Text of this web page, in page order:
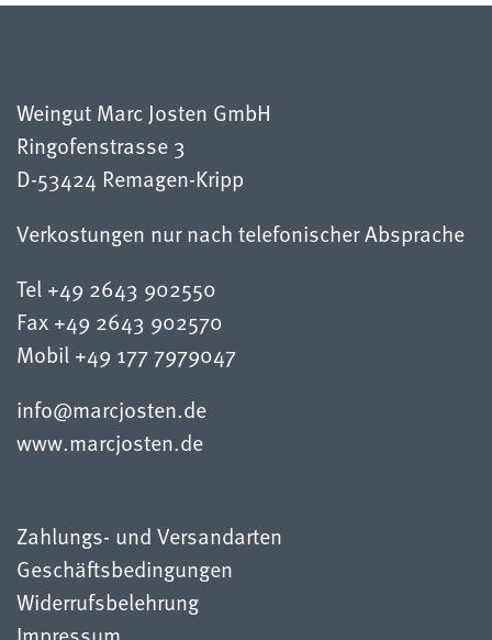
Weingut Marc Josten GmbH
Ringofenstrasse 3
D-53424 Remagen-Kripp
Verkostungen nur nach telefonischer Absprache
Tel +49 2643 902550
Fax +49 2643 902570
Mobil +49 177 7979047
info@marcjosten.de
www.marcjosten.de
Zahlungs- und Versandarten
Geschäftsbedingungen
Widerrufsbelehrung